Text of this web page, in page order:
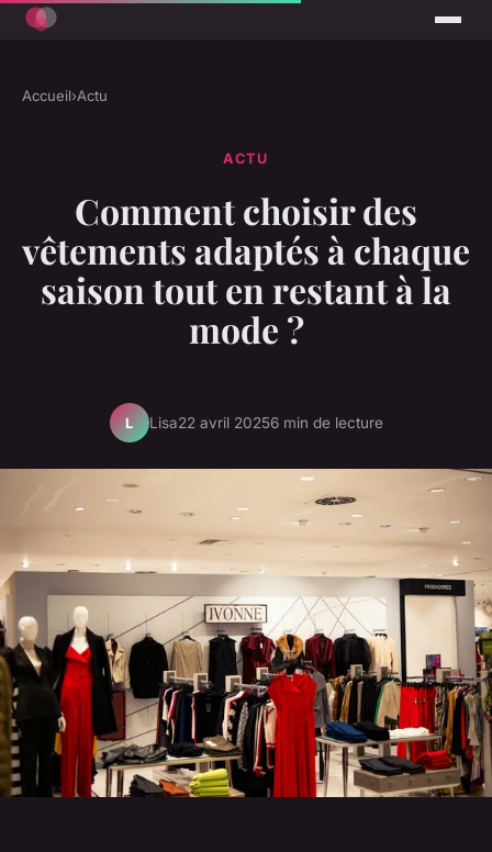
Accueil›Actu
ACTU
Comment choisir des
vêtements adaptés à chaque
saison tout en restant à la
mode ?
L Lisa22 avril 20256 min de lecture